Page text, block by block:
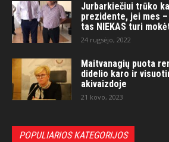
Jurbarkiečiui trūko
prezidente, jei mes –
tas NIEKAS turi
24 rugsėjo, 2022
Maitvanagių puota
didelio karo ir
akivaizdoje
21 kovo, 2023
POPULIARIOS KATEGORIJOS